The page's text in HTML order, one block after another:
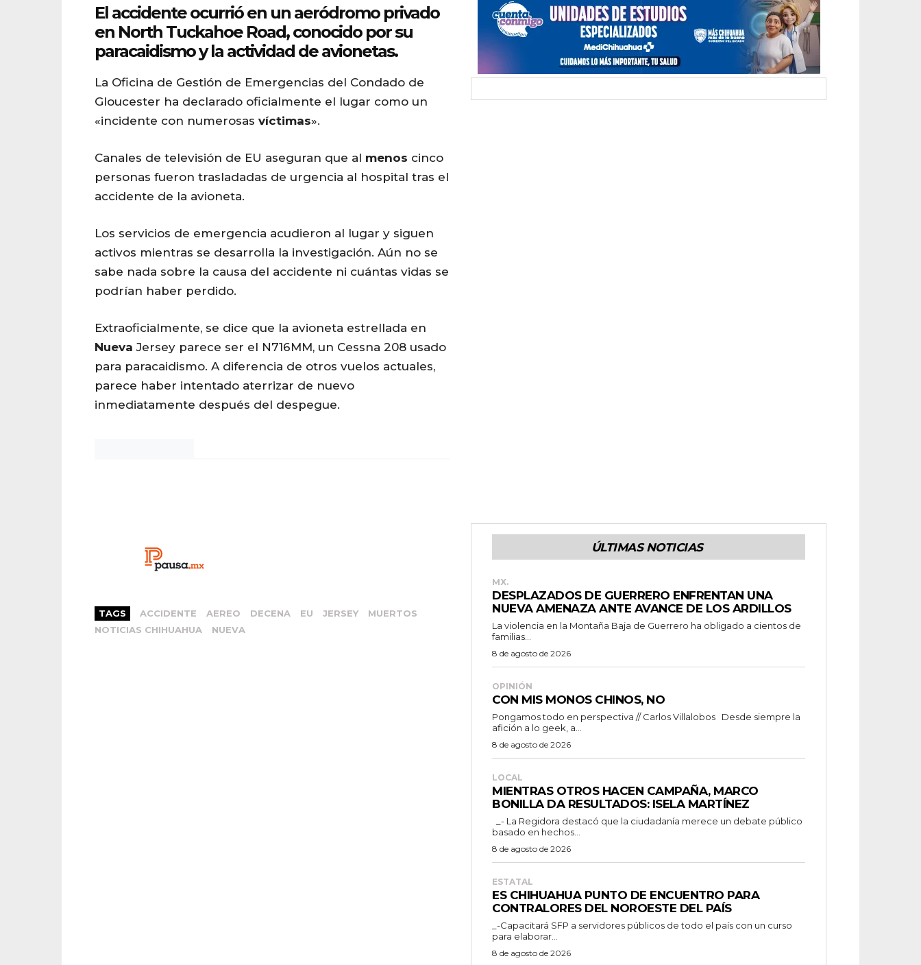
El accidente ocurrió en un aeródromo privado
en North Tuckahoe Road, conocido por su
paracaidismo y la actividad de avionetas.
La Oficina de Gestión de Emergencias del Condado de
Gloucester ha declarado oficialmente el lugar como un
«incidente con numerosas víctimas».
Canales de televisión de EU aseguran que al menos cinco
personas fueron trasladadas de urgencia al hospital tras el
accidente de la avioneta.
Los servicios de emergencia acudieron al lugar y siguen
activos mientras se desarrolla la investigación. Aún no se
sabe nada sobre la causa del accidente ni cuántas vidas se
podrían haber perdido.
Extraoficialmente, se dice que la avioneta estrellada en
Nueva Jersey parece ser el N716MM, un Cessna 208 usado
para paracaidismo. A diferencia de otros vuelos actuales,
parece haber intentado aterrizar de nuevo
inmediatamente después del despegue.
TAGS ACCIDENTE AEREO DECENA EU JERSEY
MUERTOS
NOTICIAS CHIHUAHUA
NUEVA
ÚLTIMAS NOTICIAS
MX.
DESPLAZADOS DE GUERRERO ENFRENTAN UNA
NUEVA AMENAZA ANTE AVANCE DE LOS ARDILLOS
La violencia en la Montaña Baja de Guerrero ha obligado a cientos de
familias...
8 de agosto de 2026
OPINIÓN
CON MIS MONOS CHINOS, NO
Pongamos todo en perspectiva // Carlos Villalobos Desde siempre la
afición a lo geek, a...
8 de agosto de 2026
LOCAL
MIENTRAS OTROS HACEN CAMPAÑA, MARCO
BONILLA DA RESULTADOS: ISELA MARTÍNEZ
basado en hechos...
8 de agosto de 2026
ESTATAL
ES CHIHUAHUA PUNTO DE ENCUENTRO PARA
CONTRALORES DEL NOROESTE DEL PAÍS
_-Capacitará SFP a servidores públicos de todo el país con un curso
para elaborar...
8 de agosto de 2026